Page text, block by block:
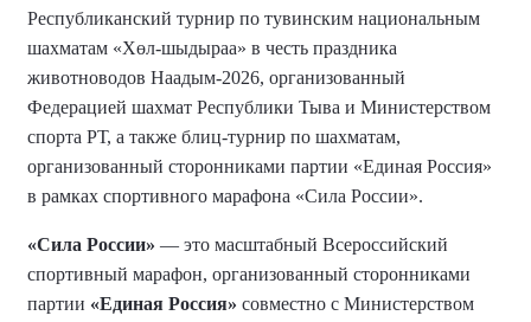
Республиканский турнир по тувинским национальным
шахматам «Хөл-шыдыраа» в честь праздника
животноводов Наадым-2026, организованный
Федерацией шахмат Республики Тыва и Министерством
спорта РТ, а также блиц-турнир по шахматам,
организованный сторонниками партии «Единая Россия»
в рамках спортивного марафона «Сила России».
«Сила России» — это масштабный Всероссийский
спортивный марафон, организованный сторонниками
партии «Единая Россия» совместно с Министерством